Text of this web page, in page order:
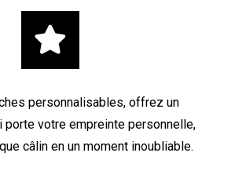
personnalisables, offrez un
porte votre empreinte personnelle,
câlin en un moment inoubliable.